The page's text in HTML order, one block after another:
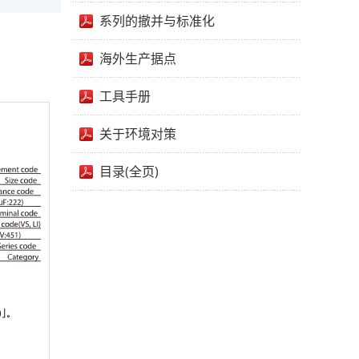
系列的撤并与标准化
海外生产据点
工具手册
关于环境对策
目录(全页)